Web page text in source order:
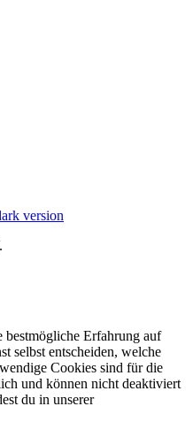
version
Erfahrung auf
selbst entscheiden, welche
Cookies sind für die
und können nicht deaktiviert
du in unserer